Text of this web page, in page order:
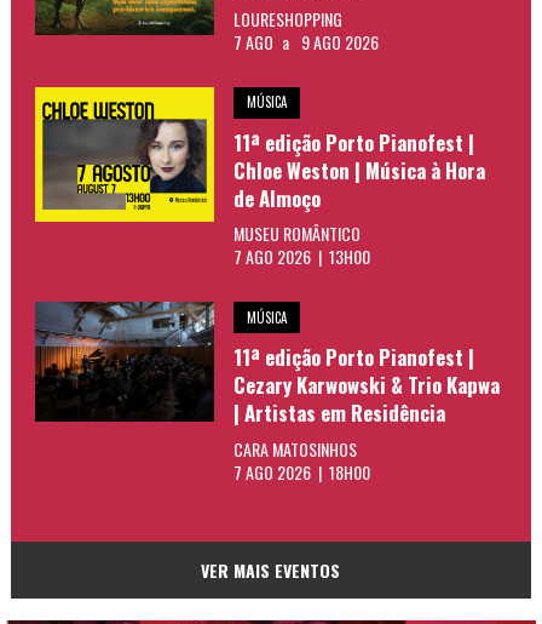
LOURESHOPPING
7 AGO a 9 AGO 2026
MÚSICA
11ª edição Porto Pianofest |
Chloe Weston | Música à Hora
de Almoço
MUSEU ROMÂNTICO
7 AGO 2026 | 13H00
MÚSICA
11ª edição Porto Pianofest |
Cezary Karwowski & Trio Kapwa
| Artistas em Residência
CARA MATOSINHOS
7 AGO 2026 | 18H00
VER MAIS EVENTOS